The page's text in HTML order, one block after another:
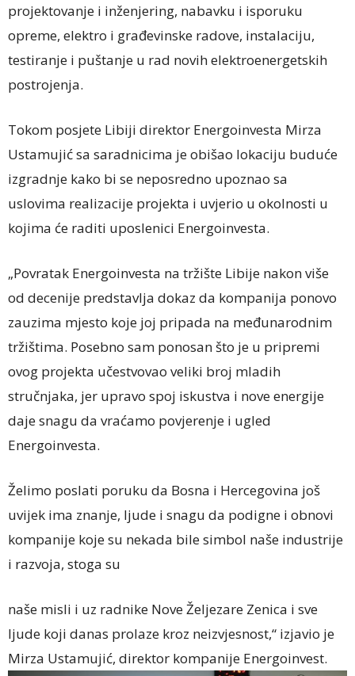
projektovanje i inženjering, nabavku i isporuku
opreme, elektro i građevinske radove, instalaciju,
testiranje i puštanje u rad novih elektroenergetskih
postrojenja.
Tokom posjete Libiji direktor Energoinvesta Mirza
Ustamujić sa saradnicima je obišao lokaciju buduće
izgradnje kako bi se neposredno upoznao sa
uslovima realizacije projekta i uvjerio u okolnosti u
kojima će raditi uposlenici Energoinvesta.
„Povratak Energoinvesta na tržište Libije nakon više
od decenije predstavlja dokaz da kompanija ponovo
zauzima mjesto koje joj pripada na međunarodnim
tržištima. Posebno sam ponosan što je u pripremi
ovog projekta učestvovao veliki broj mladih
stručnjaka, jer upravo spoj iskustva i nove energije
daje snagu da vraćamo povjerenje i ugled
Energoinvesta.
Želimo poslati poruku da Bosna i Hercegovina još
uvijek ima znanje, ljude i snagu da podigne i obnovi
kompanije koje su nekada bile simbol naše industrije
i razvoja, stoga su
naše misli i uz radnike Nove Željezare Zenica i sve
ljude koji danas prolaze kroz neizvjesnost,“ izjavio je
Mirza Ustamujić, direktor kompanije Energoinvest.